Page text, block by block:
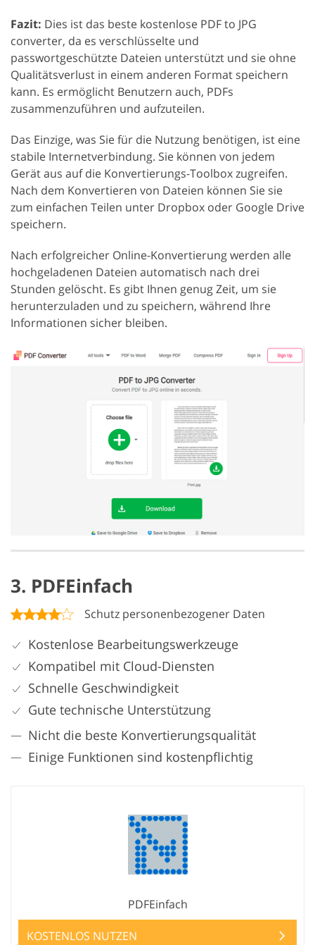
Fazit: Dies ist das beste kostenlose PDF to JPG
converter, da es verschlüsselte und
passwortgeschützte Dateien unterstützt und sie ohne
Qualitätsverlust in einem anderen Format speichern
kann. Es ermöglicht Benutzern auch, PDFs
zusammenzuführen und aufzuteilen.
Das Einzige, was Sie für die Nutzung benötigen, ist eine
stabile Internetverbindung. Sie können von jedem
Gerät aus auf die Konvertierungs-Toolbox zugreifen.
Nach dem Konvertieren von Dateien können Sie sie
zum einfachen Teilen unter Dropbox oder Google Drive
speichern.
Nach erfolgreicher Online-Konvertierung werden alle
hochgeladenen Dateien automatisch nach drei
Stunden gelöscht. Es gibt Ihnen genug Zeit, um sie
herunterzuladen und zu speichern, während Ihre
Informationen sicher bleiben.
3. PDFEinfach
Schutz personenbezogener Daten
Kostenlose Bearbeitungswerkzeuge
Kompatibel mit Cloud-Diensten
Schnelle Geschwindigkeit
Gute technische Unterstützung
Nicht die beste Konvertierungsqualität
Einige Funktionen sind kostenpflichtig
PDFEinfach
KOSTENLOS NUTZEN